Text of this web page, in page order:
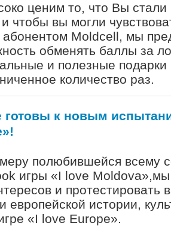
ценим то, что Вы
чтобы вы могли
абонентом Moldcell, мы
обменять баллы за
и полезные
количество раз.
готовы к новым
полюбившейся всему
игры «I love
и протестировать
европейской истории,
«I love Europe».